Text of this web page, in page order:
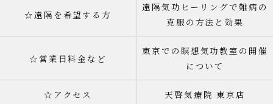
☆遠隔を希望する方
遠隔気功ヒーリングで難病の
克服の方法と効果
☆営業日料金など
東京での瞑想気功教室の開催
について
☆アクセス 天啓気療院 東京店